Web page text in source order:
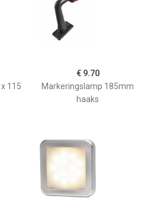
115
€ 9.70
Markeringslamp 185mm
haaks